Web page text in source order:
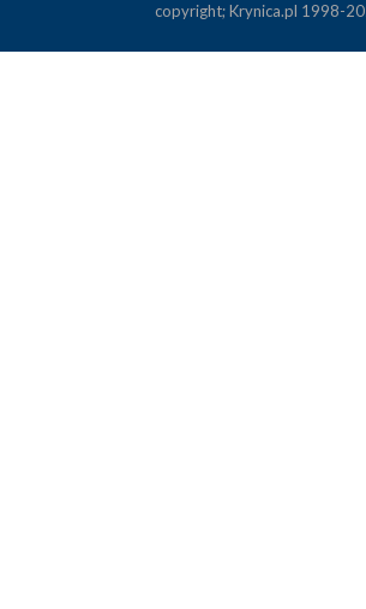
copyright; Krynica.pl 1998-